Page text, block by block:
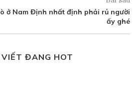
ở Nam Định nhất định phải rủ người
ấy ghé
VIẾT ĐANG HOT